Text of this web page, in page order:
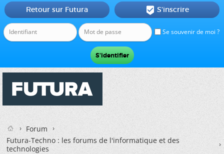
Se souvenir de moi ?
Retour sur Futura  S'inscrire
Forum
Futura-Techno : les forums de l'informatique et des
technologies